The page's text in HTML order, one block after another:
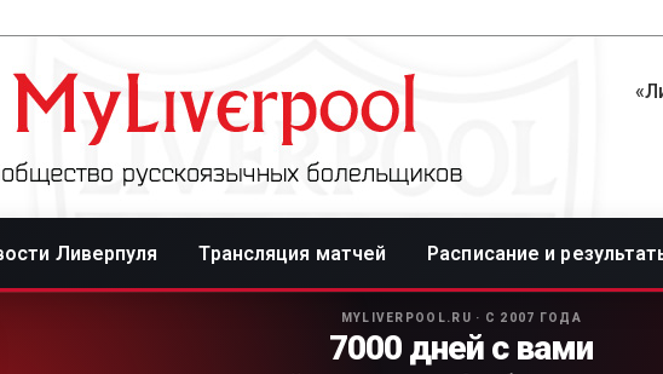
Ливерпуля Трансляция матчей Расписание и
MYLIVERPOOL.RU · С 2007 ГОДА
7000 дней с вами